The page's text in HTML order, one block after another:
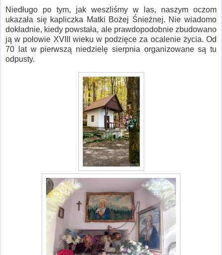
Niedługo po tym, jak weszliśmy w las, naszym oczom
ukazała się kapliczka Matki Bożej Śnieżnej. Nie wiadomo
dokładnie, kiedy powstała, ale prawdopodobnie zbudowano
ją w połowie XVIII wieku w podzięce za ocalenie życia. Od
70 lat w pierwszą niedzielę sierpnia organizowane są tu
odpusty.